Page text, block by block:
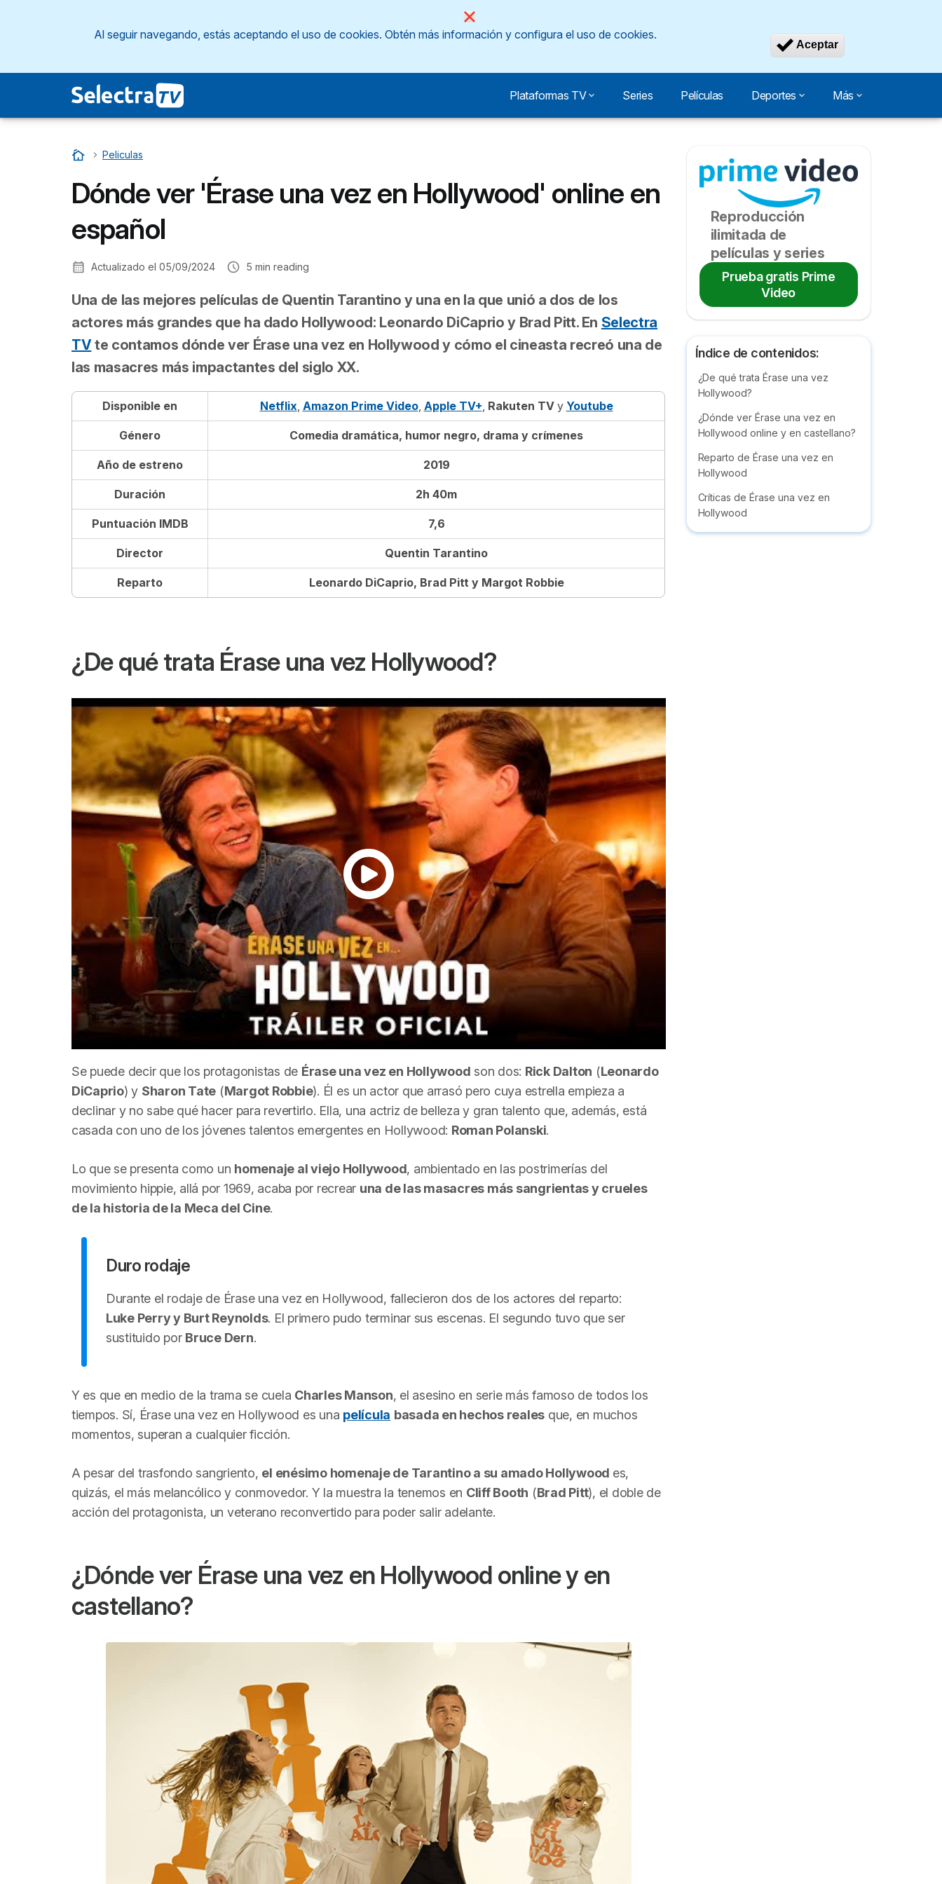
Al seguir navegando, estás aceptando el uso de cookies.Obtén más información y configura el uso de cookies.
Aceptar
Plataformas TV Series Películas Deportes Más
Inicio
…
Peliculas
Dónde ver 'Érase una vez en Hollywood' online en
español
Actualizado el 05/09/2024 5 min reading
Una de las mejores películas de Quentin Tarantino y una en la que unió a dos de los
actores más grandes que ha dado Hollywood: Leonardo DiCaprio y Brad Pitt. En Selectra
TVte contamos dónde ver Érase una vez en Hollywood y cómo el cineasta recreó una de
las masacres más impactantes del siglo XX.
Disponible en Netflix, Amazon Prime Video, Apple TV+, Rakuten TVy Youtube
Género Comedia dramática, humor negro, drama y crímenes
Año de estreno 2019
Duración 2h 40m
Puntuación IMDB 7,6
Director Quentin Tarantino
Reparto Leonardo DiCaprio, Brad Pitt y Margot Robbie
¿De qué trata Érase una vez Hollywood?
Se puede decir que los protagonistas de Érase una vez en Hollywood son dos: Rick Dalton (Leonardo
DiCaprio) y Sharon Tate (Margot Robbie). Él es un actor que arrasó pero cuya estrella empieza a
declinar y no sabe qué hacer para revertirlo. Ella, una actriz de belleza y gran talento que, además, está
casada con uno de los jóvenes talentos emergentes en Hollywood: Roman Polanski.
Lo que se presenta como un homenaje al viejo Hollywood, ambientado en las postrimerías del
movimiento hippie, allá por 1969, acaba por recrear una de las masacres más sangrientas y crueles
de la historia de la Meca del Cine.
Duro rodaje
Durante el rodaje de Érase una vez en Hollywood, fallecieron dos de los actores del reparto:
Luke Perry y Burt Reynolds. El primero pudo terminar sus escenas. El segundo tuvo que ser
sustituido por Bruce Dern.
Y es que en medio de la trama se cuela Charles Manson, el asesino en serie más famoso de todos los
tiempos. Sí, Érase una vez en Hollywood es una película basada en hechos reales que, en muchos
momentos, superan a cualquier ficción.
A pesar del trasfondo sangriento, el enésimo homenaje de Tarantino a su amado Hollywood es,
quizás, el más melancólico y conmovedor. Y la muestra la tenemos en Cliff Booth (Brad Pitt), el doble de
acción del protagonista, un veterano reconvertido para poder salir adelante.
¿Dónde ver Érase una vez en Hollywood online y en
castellano?
Reproducción
ilimitada de
películas y series
Prueba gratis Prime
Video
Índice de contenidos:
¿De qué trata Érase una vez
Hollywood?
¿Dónde ver Érase una vez en
Hollywood online y en castellano?
Reparto de Érase una vez en
Hollywood
Críticas de Érase una vez en
Hollywood